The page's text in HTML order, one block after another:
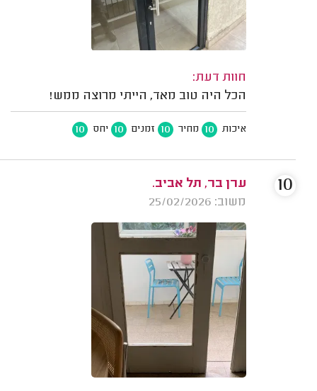
חוות דעת:
הכל היה טוב מאד, הייתי מרוצה ממש!
איכות 10 מחיר 10 זמנים 10 יחס 10
ערן בר, תל אביב.
משוב: 25/02/2026
10